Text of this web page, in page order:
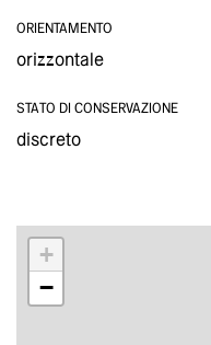
ORIENTAMENTO
orizzontale
STATO DI CONSERVAZIONE
discreto
+
−